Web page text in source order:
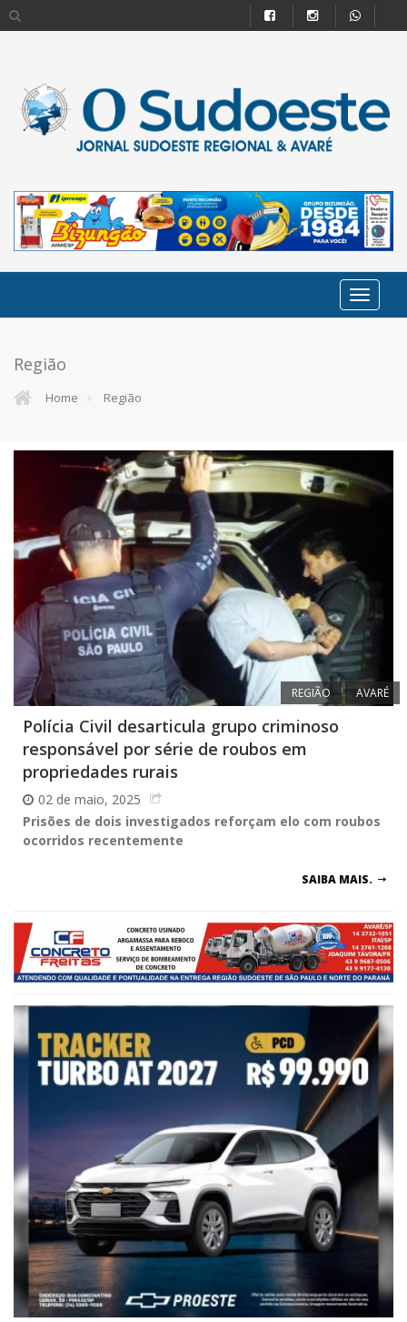
Região
Home Região
REGIÃO AVARÉ
Polícia Civil desarticula grupo criminoso
responsável por série de roubos em
propriedades rurais
02 de maio, 2025
Prisões de dois investigados reforçam elo com roubos
ocorridos recentemente
SAIBA MAIS.